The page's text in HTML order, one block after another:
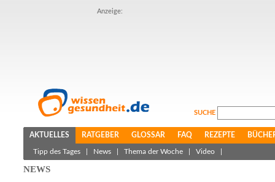
Anzeige:
SUCHE
AKTUELLES RATGEBER GLOSSAR FAQ REZEPTE
Tipp des Tages News Thema der Woche Video
NEWS